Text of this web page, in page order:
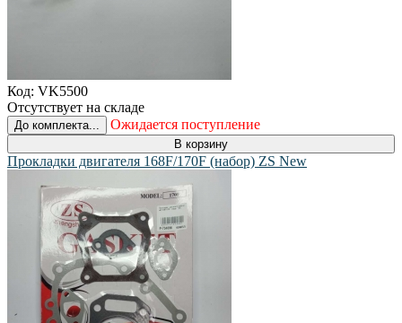
Код: VK5500
Отсутствует на складе
До комплекта... Ожидается поступление
В корзину
Прокладки двигателя 168F/170F (набор) ZS New